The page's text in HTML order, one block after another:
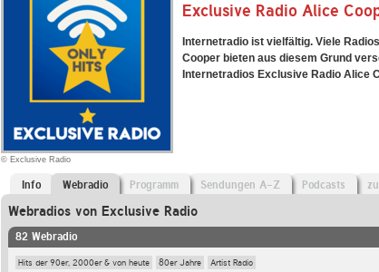
© Exclusive Radio
Exclusive Radio Alice
Internetradio ist vielfältig. Viele
Cooper bieten aus diesem Grund
Internetradios Exclusive Radio Alice
Info Webradio Programm Sendungen A-Z Podcasts
Webradios von Exclusive Radio
82 Webradio
Hits der 90er, 2000er & von heute 80er Jahre Artist Radio